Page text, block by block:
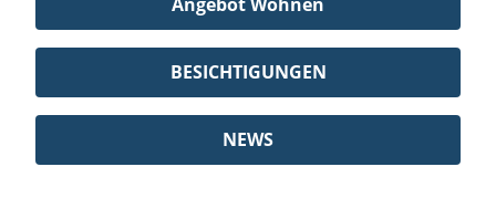
BESICHTIGUNGEN
NEWS